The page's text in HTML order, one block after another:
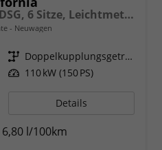
Beach 2.0 TDI 110 kW DSG, 6 Sitze, Leichtmetallfelgen 17 Zoll, Markise mit Schiene und Gehäuse links, Klima, 5 Jahre Werksgarantie,
Neuwagen
Getriebe
Doppelkupplungsgetriebe (DSG)
Leistung 110 kW (150 PS)
Details
6,80 l/100km